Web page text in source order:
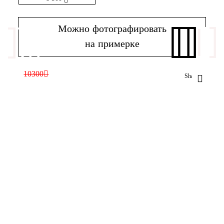
Можно фотографировать
на примерке
10300 Shannon